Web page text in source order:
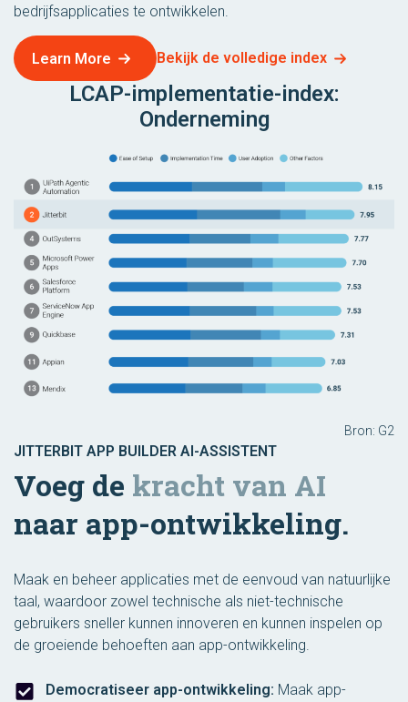
bedrijfsapplicaties te ontwikkelen.
Learn More Bekijk de volledige index
LCAP-implementatie-index:
Onderneming
Bron: G2
JITTERBIT APP BUILDER AI-ASSISTENT
Voeg de kracht van AI
naar app-ontwikkeling.
Maak en beheer applicaties met de eenvoud van natuurlijke
taal, waardoor zowel technische als niet-technische
gebruikers sneller kunnen innoveren en kunnen inspelen op
de groeiende behoeften aan app-ontwikkeling.
Democratiseer app-ontwikkeling: Maak app-